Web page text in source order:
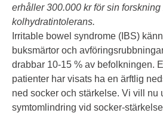
erhåller 300.000 kr för sin
kolhydratintolerans.
Irritable bowel syndrome (IBS)
buksmärtor och
drabbar 10-15 % av befolkningen.
patienter har visats ha en ärftlig
ned socker och stärkelse. Vi vill nu
symtomlindring vid socker-